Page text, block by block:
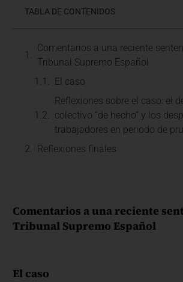
TABLA DE CONTENIDOS
Comentarios a una reciente
Tribunal Supremo Español
El caso
Reflexiones sobre el caso: el
colectivo “de hecho” y los
trabajadores en periodo de
Reflexiones finales
Comentarios a una reciente
Tribunal Supremo Español
El caso